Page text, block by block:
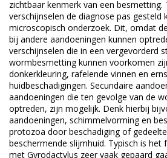
zichtbaar kenmerk van een besmetting.
verschijnselen de diagnose pas gesteld
microscopisch onderzoek. Dit, omdat
bij andere aandoeningen kunnen
verschijnselen die in een vergevorderd
wormbesmetting kunnen voorkomen
donkerkleuring, rafelende vinnen en
huidbeschadigingen. Secundaire
aandoeningen die ten gevolge van de
optreden, zijn mogelijk. Denk hierbij
aandoeningen, schimmelvorming en
protozoa door beschadiging of
beschermende slijmhuid. Typisch is
met Gyrodactylus zeer vaak gepaard